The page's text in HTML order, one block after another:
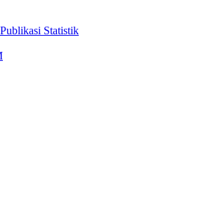
Publikasi Statistik